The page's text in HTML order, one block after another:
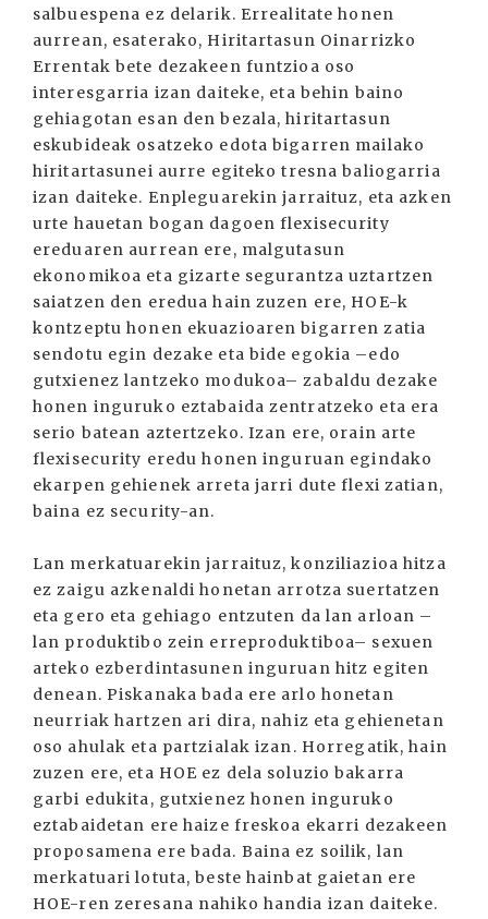
salbuespena ez delarik. Errealitate honen
aurrean, esaterako, Hiritartasun Oinarrizko
Errentak bete dezakeen funtzioa oso
interesgarria izan daiteke, eta behin baino
gehiagotan esan den bezala, hiritartasun
eskubideak osatzeko edota bigarren mailako
hiritartasunei aurre egiteko tresna baliogarria
izan daiteke. Enpleguarekin jarraituz, eta azken
urte hauetan bogan dagoen flexisecurity
ereduaren aurrean ere, malgutasun
ekonomikoa eta gizarte segurantza uztartzen
saiatzen den eredua hain zuzen ere, HOE-k
kontzeptu honen ekuazioaren bigarren zatia
sendotu egin dezake eta bide egokia –edo
gutxienez lantzeko modukoa– zabaldu dezake
honen inguruko eztabaida zentratzeko eta era
serio batean aztertzeko. Izan ere, orain arte
flexisecurity eredu honen inguruan egindako
ekarpen gehienek arreta jarri dute flexi zatian,
baina ez security-an.
Lan merkatuarekin jarraituz, konziliazioa hitza
ez zaigu azkenaldi honetan arrotza suertatzen
eta gero eta gehiago entzuten da lan arloan –
lan produktibo zein erreproduktiboa– sexuen
arteko ezberdintasunen inguruan hitz egiten
denean. Piskanaka bada ere arlo honetan
neurriak hartzen ari dira, nahiz eta gehienetan
oso ahulak eta partzialak izan. Horregatik, hain
zuzen ere, eta HOE ez dela soluzio bakarra
garbi edukita, gutxienez honen inguruko
eztabaidetan ere haize freskoa ekarri dezakeen
proposamena ere bada. Baina ez soilik, lan
merkatuari lotuta, beste hainbat gaietan ere
HOE-ren zeresana nahiko handia izan daiteke.